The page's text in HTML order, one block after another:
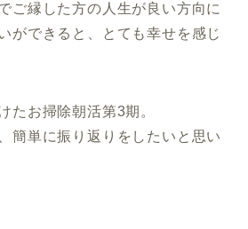
ご縁した方の人生が良い方向に
ができると、とても幸せを感じ
たお掃除朝活第3期。
簡単に振り返りをしたいと思い